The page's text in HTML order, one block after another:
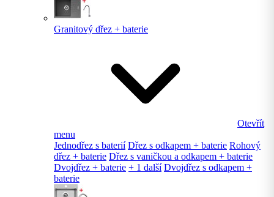
Granitový dřez + baterie
Otevřít
menu
Jednodřez s baterií Dřez s odkapem + baterie Rohový
dřez + baterie Dřez s vaničkou a odkapem + baterie
Dvojdřez + baterie + 1 další Dvojdřez s odkapem +
baterie